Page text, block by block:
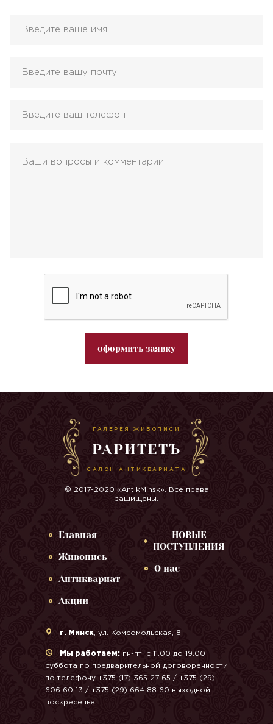
оформить заявку
ГАЛЕРЕЯ ЖИВОПИСИ
РАРИТЕТЪ
САЛОН АНТИКВАРИАТА
© 2017-2020 «AntikMinsk». Все права
защищены.
Главная
Живопись
Антиквариат
Акции
НОВЫЕ
ПОСТУПЛЕНИЯ
О нас
г. Минск , ул. Комсомольская, 8
Мы работаем: пн-пт: с 11.00 до 19.00
суббота по предварительной договоренности
по телефону +375 (17) 365 27 65 / +375 (29)
606 60 13 / +375 (29) 664 88 60 выходной
воскресенье.